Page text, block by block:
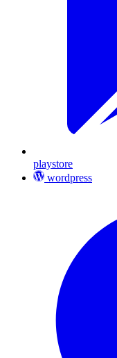
playstore
wordpress